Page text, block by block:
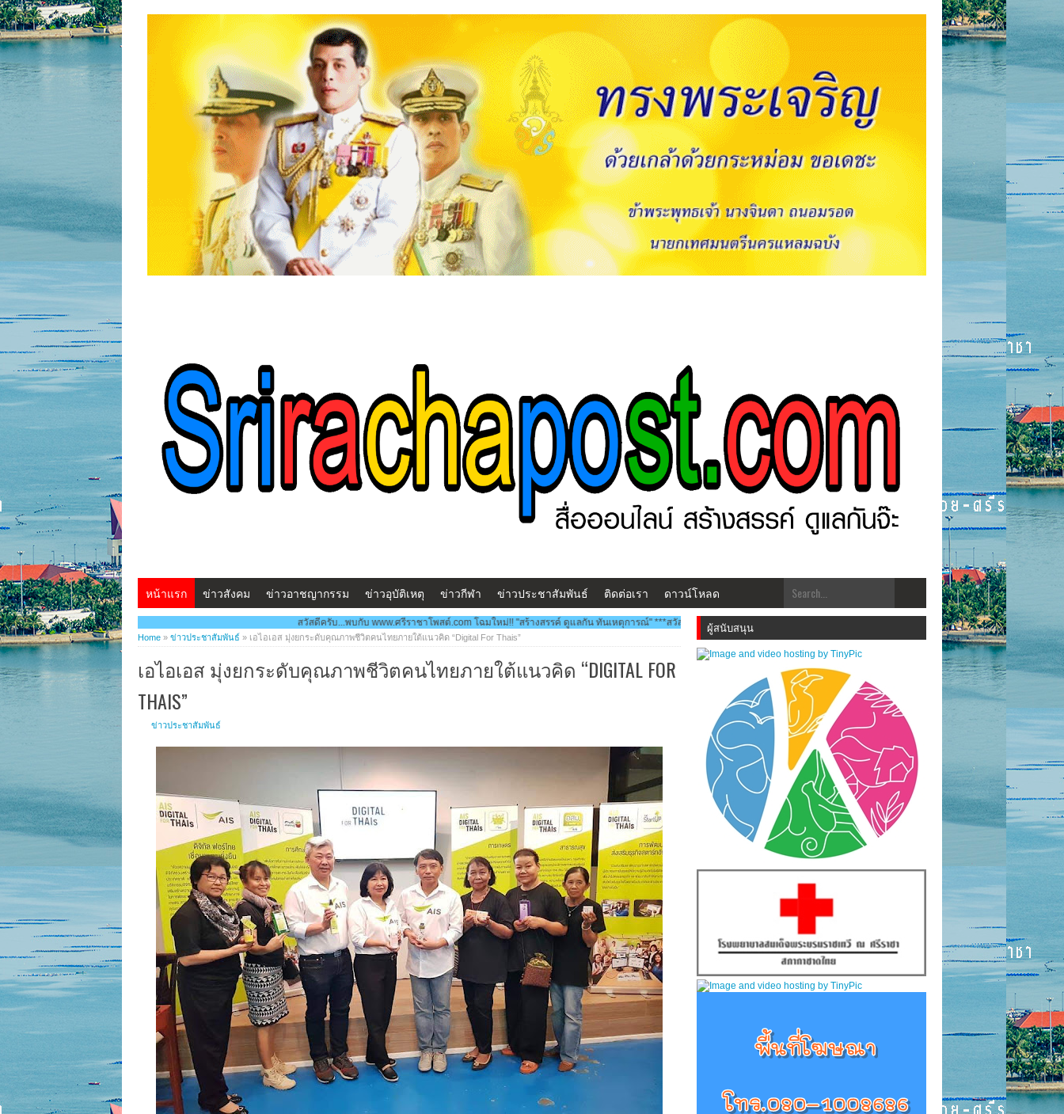
หน้าแรก ข่าวสังคม ข่าวอาชญากรรม ข่าวอุบัติเหตุ ข่าวกีฬา ข่าวประชาสัมพันธ์ ติดต่อเรา ดาวน์โหลด
สวัสดีครับ...พบกับ www.ศรีราชาโพสต์.com โฉมใหม่!! "สร้างสรรค์ ดูแลกัน ทันเหตุการณ์" ***สวัสดีครับ...พบกับ www.ศรีราชาโพสต์.com โฉมใหม่!! "สร้างสรรคฺ์ ดูแลกัน ทันเหตุการณ์" ***ประชาสัมพันธ์ข่าวสารส่งมาได้
Home » ข่าวประชาสัมพันธ์ » เอไอเอส มุ่งยกระดับคุณภาพชีวิตคนไทยภายใต้แนวคิด “Digital For Thais”
เอไอเอส มุ่งยกระดับคุณภาพชีวิตคนไทยภายใต้แนวคิด “DIGITAL FOR
THAIS”
ข่าวประชาสัมพันธ์
ผู้สนับสนุน